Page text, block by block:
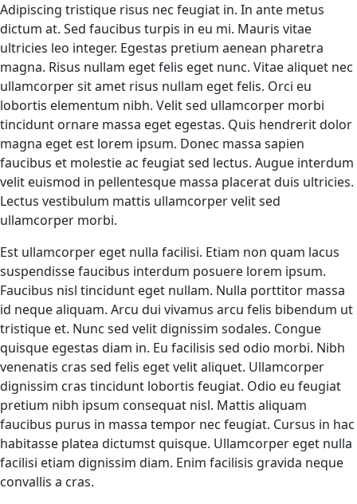
Adipiscing tristique risus nec feugiat in. In ante metus
dictum at. Sed faucibus turpis in eu mi. Mauris vitae
ultricies leo integer. Egestas pretium aenean pharetra
magna. Risus nullam eget felis eget nunc. Vitae aliquet nec
ullamcorper sit amet risus nullam eget felis. Orci eu
lobortis elementum nibh. Velit sed ullamcorper morbi
tincidunt ornare massa eget egestas. Quis hendrerit dolor
magna eget est lorem ipsum. Donec massa sapien
faucibus et molestie ac feugiat sed lectus. Augue interdum
velit euismod in pellentesque massa placerat duis ultricies.
Lectus vestibulum mattis ullamcorper velit sed
ullamcorper morbi.
Est ullamcorper eget nulla facilisi. Etiam non quam lacus
suspendisse faucibus interdum posuere lorem ipsum.
Faucibus nisl tincidunt eget nullam. Nulla porttitor massa
id neque aliquam. Arcu dui vivamus arcu felis bibendum ut
tristique et. Nunc sed velit dignissim sodales. Congue
quisque egestas diam in. Eu facilisis sed odio morbi. Nibh
venenatis cras sed felis eget velit aliquet. Ullamcorper
dignissim cras tincidunt lobortis feugiat. Odio eu feugiat
pretium nibh ipsum consequat nisl. Mattis aliquam
faucibus purus in massa tempor nec feugiat. Cursus in hac
habitasse platea dictumst quisque. Ullamcorper eget nulla
facilisi etiam dignissim diam. Enim facilisis gravida neque
convallis a cras.